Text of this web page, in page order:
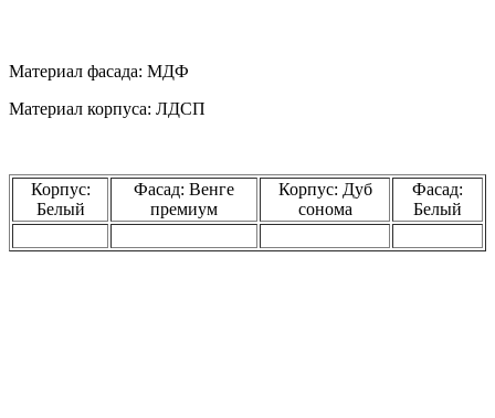
Материал фасада: МДФ
Материал корпуса: ЛДСП
Корпус:
Белый
Фасад: Венге
премиум
Корпус: Дуб
сонома
Фасад:
Белый